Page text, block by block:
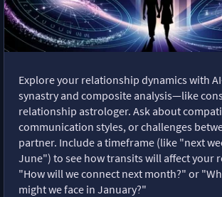
Explore your relationship dynamics with
synastry and composite analysis—like
relationship astrologer. Ask about
communication styles, or challenges
partner. Include a timeframe (like "next
June") to see how transits will affect your
"How will we connect next month?" or
might we face in January?"